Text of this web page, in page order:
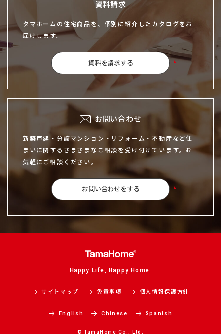
資料請求
タマホームの住宅商品を、個別に紹介したカタログをお
届けします。
資料を請求する
お問い合わせ
新築戸建・分譲マンション・リフォーム・不動産など住
まいに関するさまざまなご相談を受け付けています。お
気軽にご相談ください。
お問い合わせをする
Happy Life, Happy Home.
サイトマップ 免責事項 個人情報保護方針
English Chinese Spanish
© TamaHome Co., Ltd.